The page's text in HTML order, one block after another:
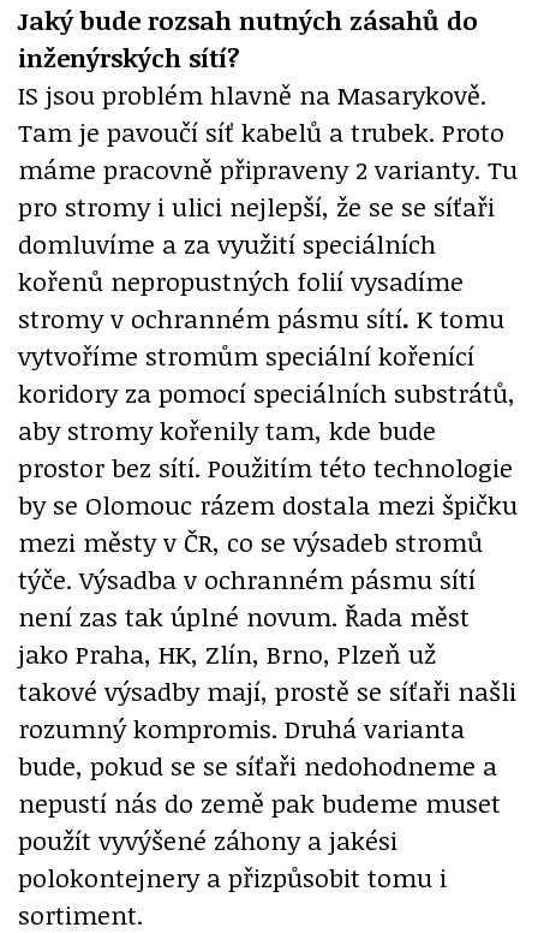
Jaký bude rozsah nutných zásahů do
inženýrských sítí?
IS jsou problém hlavně na Masarykově.
Tam je pavoučí síť kabelů a trubek. Proto
máme pracovně připraveny 2 varianty. Tu
pro stromy i ulici nejlepší, že se se síťaři
domluvíme a za využití speciálních
kořenů nepropustných folií vysadíme
stromy v ochranném pásmu sítí. K tomu
vytvoříme stromům speciální kořenící
koridory za pomocí speciálních substrátů,
aby stromy kořenily tam, kde bude
prostor bez sítí. Použitím této technologie
by se Olomouc rázem dostala mezi špičku
mezi městy v ČR, co se výsadeb stromů
týče. Výsadba v ochranném pásmu sítí
není zas tak úplné novum. Řada měst
jako Praha, HK, Zlín, Brno, Plzeň už
takové výsadby mají, prostě se síťaři našli
rozumný kompromis. Druhá varianta
bude, pokud se se síťaři nedohodneme a
nepustí nás do země pak budeme muset
použít vyvýšené záhony a jakési
polokontejnery a přizpůsobit tomu i
sortiment.